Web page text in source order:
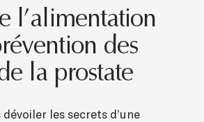
l’alimentation
des
la prostate
les secrets d’une